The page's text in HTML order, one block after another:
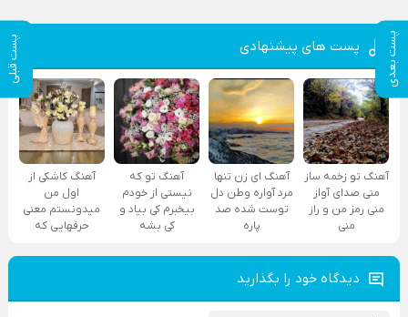
پست بعدی پست قبلی پست های پیشنهادی
آهنگ تو زخمه ساز
منی صدای آواز
منی رمز من و راز
منی
آهنگ ای زن تنها
مرد آواره وطن دل
توست شده صد
پاره
آهنگ تو که
نیستی از خودم
بیخبرم کی بیاد و
کی بشه
آهنگ کاشکی از
اول من
میدونستم معنی
حرفهایی که
دیدگاه خود را بگذارید